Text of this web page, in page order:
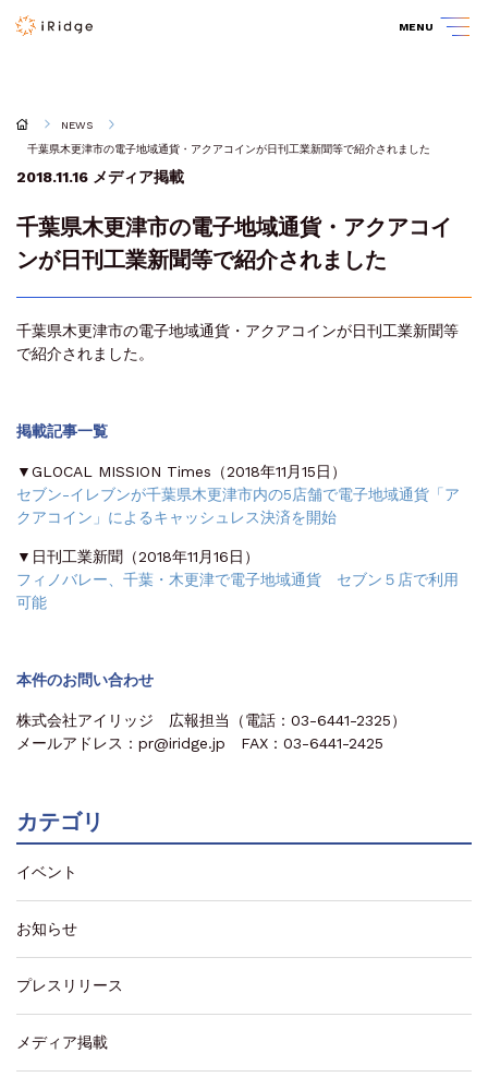
MENU
NEWS
千葉県木更津市の電子地域通貨・アクアコインが日刊工業新聞等で紹介されました
2018.11.16 メディア掲載
千葉県木更津市の電子地域通貨・アクアコイ
ンが日刊工業新聞等で紹介されました
千葉県木更津市の電子地域通貨・アクアコインが日刊工業新聞等
で紹介されました。
掲載記事一覧
▼GLOCAL MISSION Times（2018年11月15日）
セブン-イレブンが千葉県木更津市内の5店舗で電子地域通貨「ア
クアコイン」によるキャッシュレス決済を開始
▼日刊工業新聞（2018年11月16日）
フィノバレー、千葉・木更津で電子地域通貨 セブン５店で利用
可能
本件のお問い合わせ
株式会社アイリッジ 広報担当（電話：03-6441-2325）
メールアドレス：pr@iridge.jp FAX：03-6441-2425
カテゴリ
イベント
お知らせ
プレスリリース
メディア掲載